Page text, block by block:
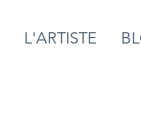
L'ARTISTE